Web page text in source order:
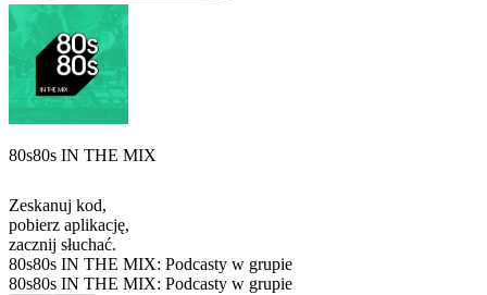
80s80s IN THE MIX
Zeskanuj kod,
pobierz aplikację,
zacznij słuchać.
80s80s IN THE MIX: Podcasty w grupie
80s80s IN THE MIX: Podcasty w grupie